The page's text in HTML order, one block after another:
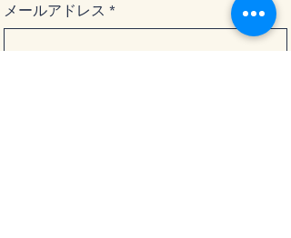
メールアドレス *